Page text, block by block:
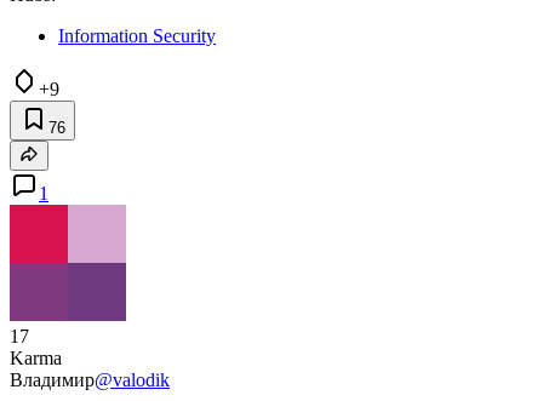
Information Security
+9
76
1
17
Karma
Владимир@valodik